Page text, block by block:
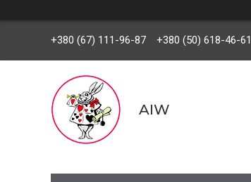
+380 (67) 111-96-87 +380 (50) 618-46-61
AIW